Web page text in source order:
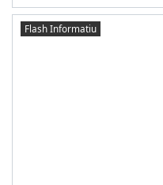
Flash Informatiu